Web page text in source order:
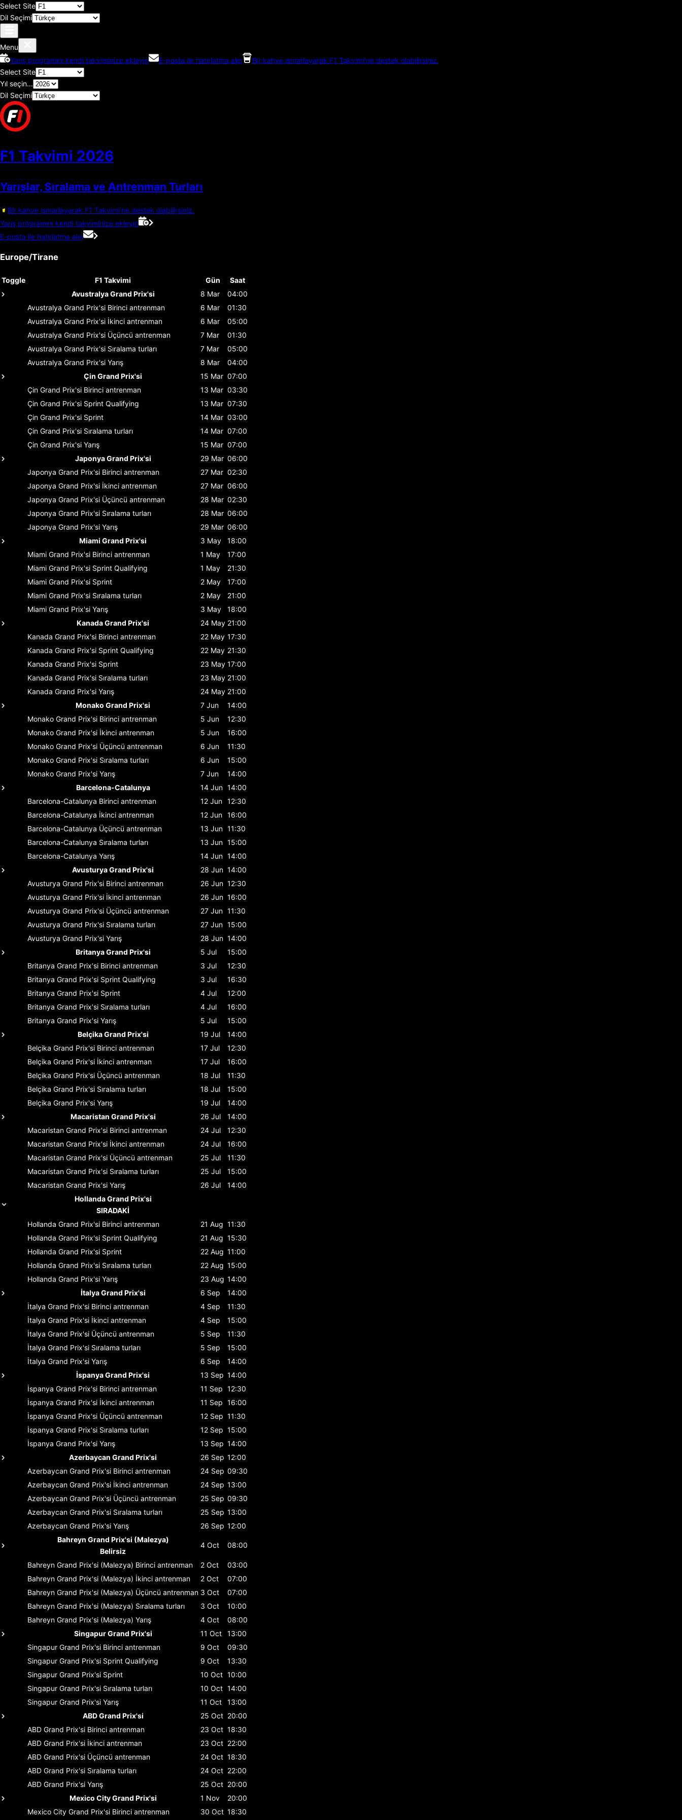
Select Site
Dil Seçimi
Menu
Yarış programını kendi takviminize ekleyin
E-posta ile hatırlatma alın
Bir kahve ısmarlayarak F1 Takvimi'ne destek olabilirsiniz.
Select Site
Yıl seçin...
Dil Seçimi
F1 Takvimi 2026
Yarışlar, Sıralama ve Antrenman Turları
Bir kahve ısmarlayarak F1 Takvimi'ne destek olabilirsiniz.
Yarış programını kendi takviminize ekleyin
E-posta ile hatırlatma alın
Europe/Tirane
Toggle F1 Takvimi Gün
Saat
Avustralya Grand Prix'si
8 Mar
04:00
Avustralya Grand Prix'si Birinci antrenman 6 Mar
01:30
Avustralya Grand Prix'si İkinci antrenman 6 Mar
05:00
Avustralya Grand Prix'si Üçüncü antrenman 7 Mar
01:30
Avustralya Grand Prix'si Sıralama turları 7 Mar
05:00
Avustralya Grand Prix'si Yarış 8 Mar
04:00
Çin Grand Prix'si
15 Mar 07:00
Çin Grand Prix'si Birinci antrenman 13 Mar 03:30
Çin Grand Prix'si Sprint Qualifying 13 Mar 07:30
Çin Grand Prix'si Sprint 14 Mar 03:00
Çin Grand Prix'si Sıralama turları 14 Mar 07:00
Çin Grand Prix'si Yarış 15 Mar 07:00
Japonya Grand Prix'si
29 Mar 06:00
Japonya Grand Prix'si Birinci antrenman 27 Mar 02:30
Japonya Grand Prix'si İkinci antrenman 27 Mar 06:00
Japonya Grand Prix'si Üçüncü antrenman 28 Mar 02:30
Japonya Grand Prix'si Sıralama turları 28 Mar 06:00
Japonya Grand Prix'si Yarış 29 Mar 06:00
Miami Grand Prix'si
3 May
18:00
Miami Grand Prix'si Birinci antrenman 1 May
17:00
Miami Grand Prix'si Sprint Qualifying 1 May
21:30
Miami Grand Prix'si Sprint 2 May
17:00
Miami Grand Prix'si Sıralama turları 2 May
21:00
Miami Grand Prix'si Yarış 3 May
18:00
Kanada Grand Prix'si
24 May 21:00
Kanada Grand Prix'si Birinci antrenman 22 May 17:30
Kanada Grand Prix'si Sprint Qualifying 22 May 21:30
Kanada Grand Prix'si Sprint 23 May 17:00
Kanada Grand Prix'si Sıralama turları 23 May 21:00
Kanada Grand Prix'si Yarış 24 May 21:00
Monako Grand Prix'si
7 Jun
14:00
Monako Grand Prix'si Birinci antrenman 5 Jun
12:30
Monako Grand Prix'si İkinci antrenman 5 Jun
16:00
Monako Grand Prix'si Üçüncü antrenman 6 Jun
11:30
Monako Grand Prix'si Sıralama turları 6 Jun
15:00
Monako Grand Prix'si Yarış 7 Jun
14:00
Barcelona-Catalunya
14 Jun 14:00
Barcelona-Catalunya Birinci antrenman 12 Jun 12:30
Barcelona-Catalunya İkinci antrenman 12 Jun 16:00
Barcelona-Catalunya Üçüncü antrenman 13 Jun 11:30
Barcelona-Catalunya Sıralama turları 13 Jun 15:00
Barcelona-Catalunya Yarış 14 Jun 14:00
Avusturya Grand Prix'si
28 Jun 14:00
Avusturya Grand Prix'si Birinci antrenman 26 Jun 12:30
Avusturya Grand Prix'si İkinci antrenman 26 Jun 16:00
Avusturya Grand Prix'si Üçüncü antrenman 27 Jun 11:30
Avusturya Grand Prix'si Sıralama turları 27 Jun 15:00
Avusturya Grand Prix'si Yarış 28 Jun 14:00
Britanya Grand Prix'si
5 Jul
15:00
Britanya Grand Prix'si Birinci antrenman 3 Jul
12:30
Britanya Grand Prix'si Sprint Qualifying 3 Jul
16:30
Britanya Grand Prix'si Sprint 4 Jul
12:00
Britanya Grand Prix'si Sıralama turları 4 Jul
16:00
Britanya Grand Prix'si Yarış 5 Jul
15:00
Belçika Grand Prix'si
19 Jul
14:00
Belçika Grand Prix'si Birinci antrenman 17 Jul
12:30
Belçika Grand Prix'si İkinci antrenman 17 Jul
16:00
Belçika Grand Prix'si Üçüncü antrenman 18 Jul
11:30
Belçika Grand Prix'si Sıralama turları 18 Jul
15:00
Belçika Grand Prix'si Yarış 19 Jul
14:00
Macaristan Grand Prix'si
26 Jul
14:00
Macaristan Grand Prix'si Birinci antrenman 24 Jul
12:30
Macaristan Grand Prix'si İkinci antrenman 24 Jul
16:00
Macaristan Grand Prix'si Üçüncü antrenman 25 Jul
11:30
Macaristan Grand Prix'si Sıralama turları 25 Jul
15:00
Macaristan Grand Prix'si Yarış 26 Jul
14:00
Hollanda Grand Prix'si
SIRADAKİ
Hollanda Grand Prix'si Birinci antrenman 21 Aug 11:30
Hollanda Grand Prix'si Sprint Qualifying 21 Aug 15:30
Hollanda Grand Prix'si Sprint 22 Aug 11:00
Hollanda Grand Prix'si Sıralama turları 22 Aug 15:00
Hollanda Grand Prix'si Yarış 23 Aug 14:00
İtalya Grand Prix'si
6 Sep
14:00
İtalya Grand Prix'si Birinci antrenman 4 Sep
11:30
İtalya Grand Prix'si İkinci antrenman 4 Sep
15:00
İtalya Grand Prix'si Üçüncü antrenman 5 Sep
11:30
İtalya Grand Prix'si Sıralama turları 5 Sep
15:00
İtalya Grand Prix'si Yarış 6 Sep
14:00
İspanya Grand Prix'si
13 Sep 14:00
İspanya Grand Prix'si Birinci antrenman 11 Sep 12:30
İspanya Grand Prix'si İkinci antrenman 11 Sep 16:00
İspanya Grand Prix'si Üçüncü antrenman 12 Sep 11:30
İspanya Grand Prix'si Sıralama turları 12 Sep 15:00
İspanya Grand Prix'si Yarış 13 Sep 14:00
Azerbaycan Grand Prix'si
26 Sep 12:00
Azerbaycan Grand Prix'si Birinci antrenman 24 Sep 09:30
Azerbaycan Grand Prix'si İkinci antrenman 24 Sep 13:00
Azerbaycan Grand Prix'si Üçüncü antrenman 25 Sep 09:30
Azerbaycan Grand Prix'si Sıralama turları 25 Sep 13:00
Azerbaycan Grand Prix'si Yarış 26 Sep 12:00
Bahreyn Grand Prix'si (Malezya)
Belirsiz
4 Oct 08:00
Bahreyn Grand Prix'si (Malezya) Birinci antrenman 2 Oct
03:00
Bahreyn Grand Prix'si (Malezya) İkinci antrenman 2 Oct
07:00
Bahreyn Grand Prix'si (Malezya) Üçüncü antrenman 3 Oct
07:00
Bahreyn Grand Prix'si (Malezya) Sıralama turları 3 Oct
10:00
Bahreyn Grand Prix'si (Malezya) Yarış 4 Oct
08:00
Singapur Grand Prix'si
11 Oct
13:00
Singapur Grand Prix'si Birinci antrenman 9 Oct
09:30
Singapur Grand Prix'si Sprint Qualifying 9 Oct
13:30
Singapur Grand Prix'si Sprint 10 Oct 10:00
Singapur Grand Prix'si Sıralama turları 10 Oct 14:00
Singapur Grand Prix'si Yarış 11 Oct
13:00
ABD Grand Prix'si
25 Oct 20:00
ABD Grand Prix'si Birinci antrenman 23 Oct 18:30
ABD Grand Prix'si İkinci antrenman 23 Oct 22:00
ABD Grand Prix'si Üçüncü antrenman 24 Oct 18:30
ABD Grand Prix'si Sıralama turları 24 Oct 22:00
ABD Grand Prix'si Yarış 25 Oct 20:00
Mexico City Grand Prix'si
1 Nov
20:00
Mexico City Grand Prix'si Birinci antrenman 30 Oct 18:30